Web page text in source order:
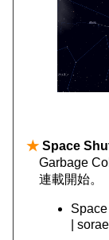
★ Space
Garbage
連載開始。
|